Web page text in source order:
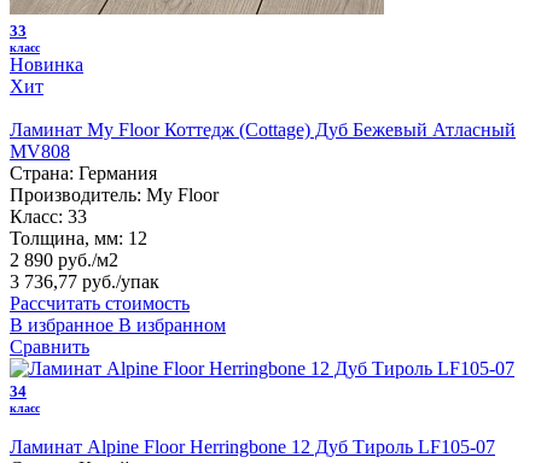
33
класс
Новинка
Хит
Ламинат My Floor Коттедж (Cottage) Дуб Бежевый Атласный
MV808
Страна: Германия
Производитель: My Floor
Класс: 33
Толщина, мм: 12
2 890 руб./м2
3 736,77 руб./упак
Рассчитать стоимость
В избранное В избранном
Сравнить
34
класс
Ламинат Alpine Floor Herringbone 12 Дуб Тироль LF105-07